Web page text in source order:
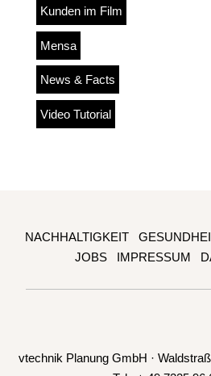
Kunden im Film
Mensa
News & Facts
Video Tutorial
NACHHALTIGKEIT
JOBS
IMPRESSUM
vtechnik Planung GmbH ·